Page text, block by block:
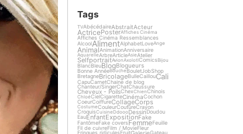
Tags
TVAbécédaireAbstraitActeur
ActricePosterAffiches Cinéma
Affiches Cinéma Ressemblances
AlcoolAlimentAlphabetLoveAnge
AnimalAnimationAnniversaire
AquarelleArbreArticleAsieAtelier
SelfportraitAvionAxolotlComicsBijou
BlancBleuBlogBlogueurs
Bonne AnnéeBoucheBouletJobShop
BretagneBricolageBulleCaillouCali
CapuCarnetChaine de blog
Chanteur/SingerChatChaussure
Cheveux - PoilsChexChienChinois
ChloéCielCigaretteCinémaCochon
CoeurCoiffureCollageCorps
CostumeCouleurCoutureCrayon
CroquisCuisineDdoooDessinDoudou
EauEnfantExpositionFake
FantômeFake coversFemmeFeuille
Fil de cuivreFilm / MovieFleur
Fringues ridiculesFruit Gateau